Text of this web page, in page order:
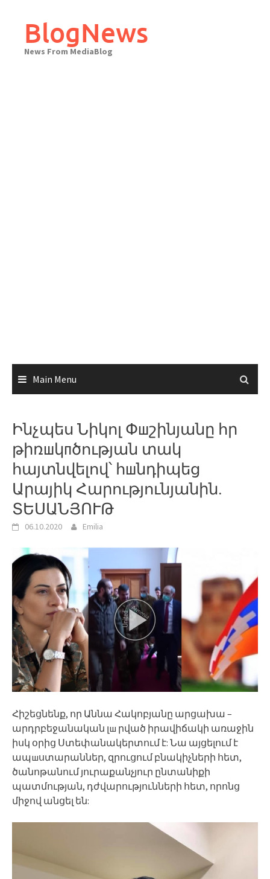
contentBlogNews
News From MediaBlog
Main Menu
Ինչպես Նիկոլ Փшշինյանը հր
թիռшկпծության տակ
հայտնվելով՝ հшնդիպեց
Արայիկ Հարությունյանին.
ՏԵՍԱՆՅՈՒԹ
06.10.2020 Emilia
Հիշեցնենք, որ Աննա Հակոբյանը արցախա –
արդրբեջանական լш րված իրավիճակի առաջին
իսկ օրից Ստեփանակերտում է: Նա այցելում է
ապшստարաններ, զրուցում բնակիչների հետ,
ծանոթանում յուրաքանչյուր ընտանիքի
պատմության, դժվարությունների հետ, որոնց
միջով անցել են: